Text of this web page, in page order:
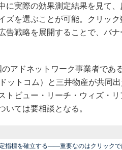
実際の効果測定結果を見て
ズを選ぶことが可能。クリッ
告戦略を展開することで、バ
アドネットワーク事業者であ
ットコム）と三井物産が共同
トビュー・リーチ・ウィズ・
いては要相談となる。
指標を確立する――重要なのはクリック